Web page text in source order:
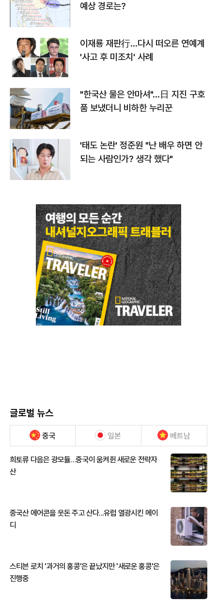
예상 경로는?
이재룡 재판行…다시 떠오른 연예계
'사고 후 미조치' 사례
"한국산 물은 안마셔"…日 지진 구호
품 보냈더니 비하한 누리꾼
'태도 논란' 정준원 "난 배우 하면 안
되는 사람인가? 생각 했다"
글로벌 뉴스
중국 일본 베트남
희토류 다음은 광모듈…중국이 움켜쥔 새로운 전략자
산
중국산 에어콘을 웃돈 주고 산다...유럽 열광시킨 메이
디
스티븐 로치 '과거의 홍콩'은 끝났지만 '새로운 홍콩'은
진행중